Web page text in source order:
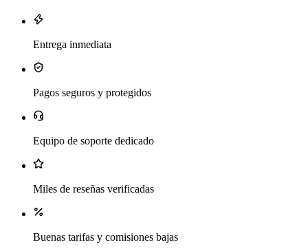
Entrega inmediata
Pagos seguros y protegidos
Equipo de soporte dedicado
Miles de reseñas verificadas
Buenas tarifas y comisiones bajas